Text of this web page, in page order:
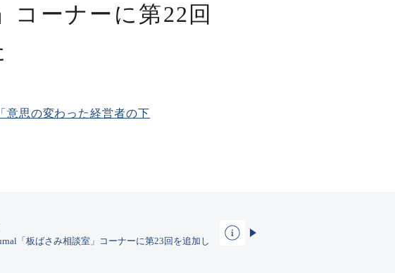
コーナーに第22回
意思の変わった経営者の下
「板ばさみ相談室」コーナーに第23回を追加し